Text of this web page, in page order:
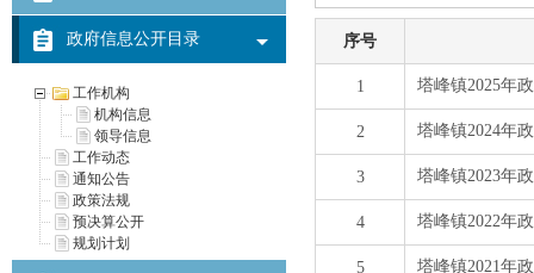
政府信息公开目录
工作机构
机构信息
领导信息
工作动态
通知公告
政策法规
预决算公开
规划计划